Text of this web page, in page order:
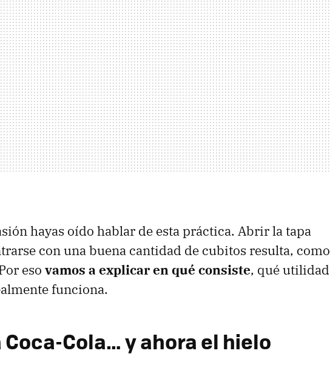
hayas oído hablar de esta práctica. Abrir la tapa
con una buena cantidad de cubitos resulta, como
eso vamos a explicar en qué consiste, qué utilidad
funciona.
Coca-Cola… y ahora el hielo